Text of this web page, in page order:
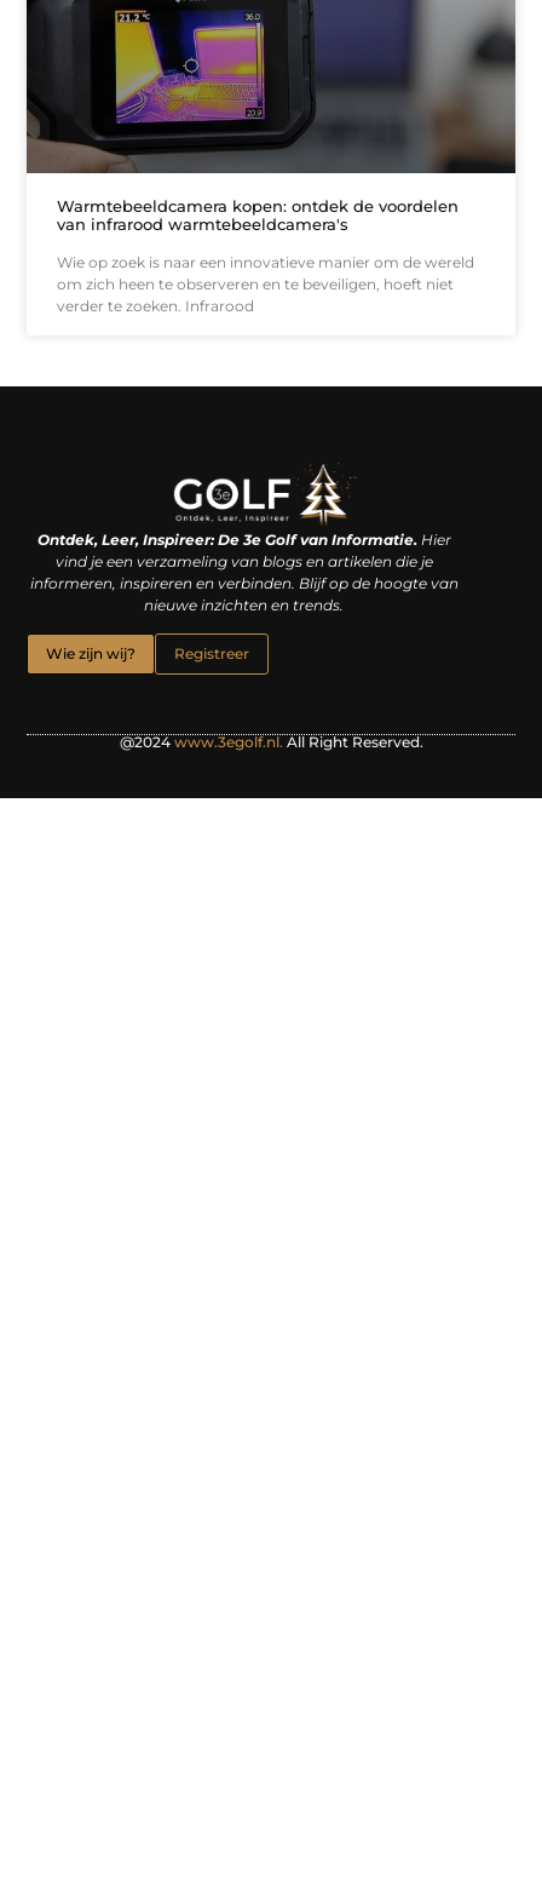
Warmtebeeldcamera kopen: ontdek de voordelen
van infrarood warmtebeeldcamera's
Wie op zoek is naar een innovatieve manier om de wereld
om zich heen te observeren en te beveiligen, hoeft niet
verder te zoeken. Infrarood
Ontdek, Leer, Inspireer: De 3e Golf van Informatie.Hier
vind je een verzameling van blogs en artikelen die je
informeren, inspireren en verbinden. Blijf op de hoogte van
nieuwe inzichten en trends.
Wie zijn wij? Registreer
@2024www.3egolf.nl.All Right Reserved.